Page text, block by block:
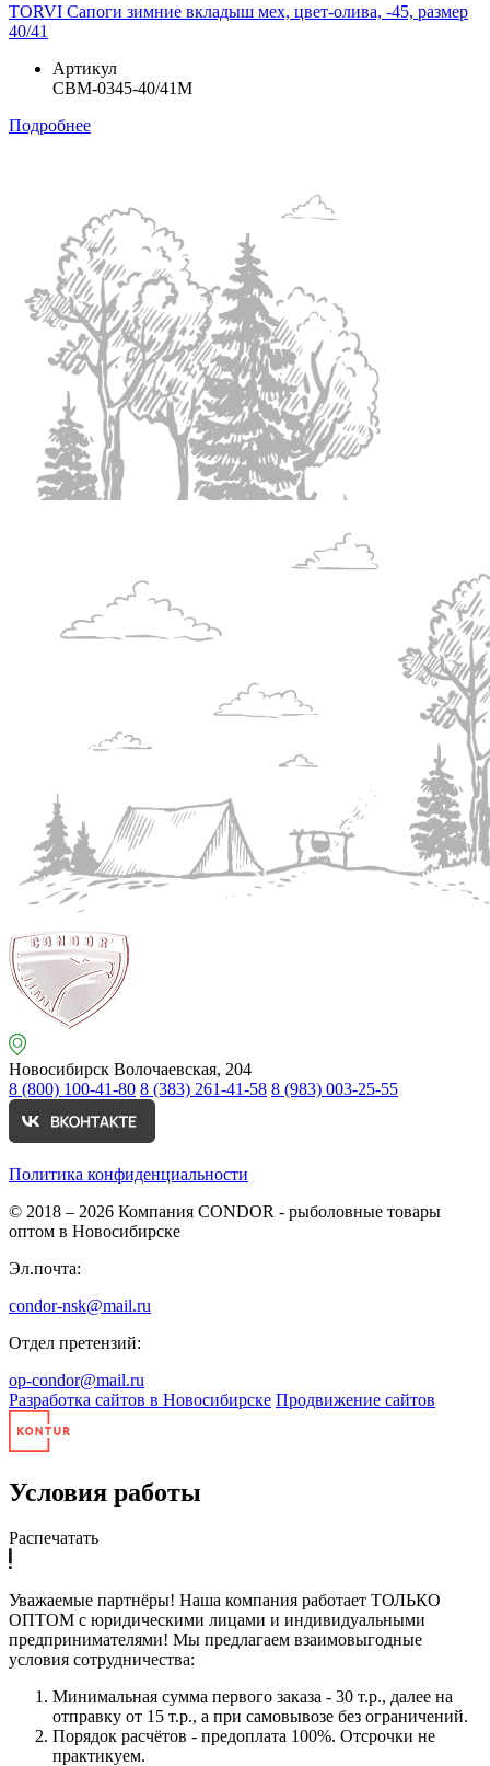
TORVI Сапоги зимние вкладыш мех, цвет-олива, -45, размер
40/41
Артикул
СВМ-0345-40/41М
Подробнее
Новосибирск Волочаевская, 204
8 (800) 100-41-80 8 (383) 261-41-58 8 (983) 003-25-55
Политика конфиденциальности
© 2018 – 2026 Компания CONDOR - рыболовные товары
оптом в Новосибирске
Эл.почта:
condor-nsk@mail.ru
Отдел претензий:
op-condor@mail.ru
Разработка сайтов в Новосибирске Продвижение сайтов
Условия работы
Распечатать
Уважаемые партнёры! Наша компания работает ТОЛЬКО
ОПТОМ с юридическими лицами и индивидуальными
предпринимателями! Мы предлагаем взаимовыгодные
условия сотрудничества:
Минимальная сумма первого заказа - 30 т.р., далее на
отправку от 15 т.р., а при самовывозе без ограничений.
Порядок расчётов - предоплата 100%. Отсрочки не
практикуем.